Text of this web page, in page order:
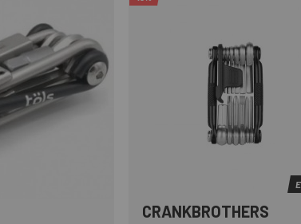
GrigioNeroNero
CRANKBROTHERS